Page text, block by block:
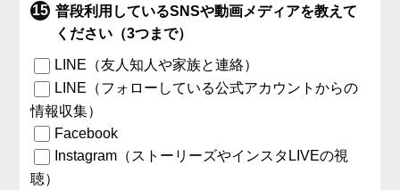
普段利用しているSNSや動画メディアを教えて
ください（3つまで）
LINE（友人知人や家族と連絡）
LINE（フォローしている公式アカウントからの
情報収集）
Facebook
Instagram（ストーリーズやインスタLIVEの視
聴）